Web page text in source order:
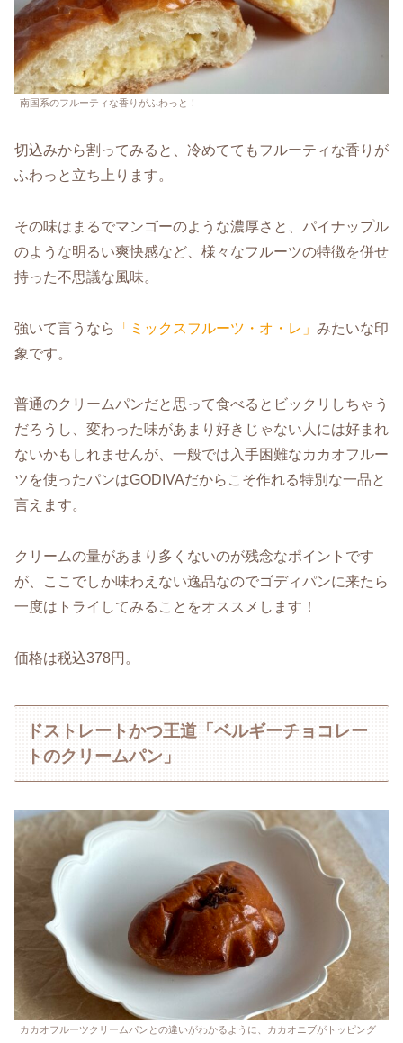
南国系のフルーティな香りがふわっと！
切込みから割ってみると、冷めててもフルーティな香りが
ふわっと立ち上ります。
その味はまるでマンゴーのような濃厚さと、パイナップル
のような明るい爽快感など、様々なフルーツの特徴を併せ
持った不思議な風味。
強いて言うなら 「ミックスフルーツ・オ・レ」 みたいな印
象です。
普通のクリームパンだと思って食べるとビックリしちゃう
だろうし、変わった味があまり好きじゃない人には好まれ
ないかもしれませんが、一般では入手困難なカカオフルー
ツを使ったパンはGODIVAだからこそ作れる特別な一品と
言えます。
クリームの量があまり多くないのが残念なポイントです
が、ここでしか味わえない逸品なのでゴディパンに来たら
一度はトライしてみることをオススメします！
価格は税込378円。
ドストレートかつ王道「ベルギーチョコレー
トのクリームパン」
カカオフルーツクリームパンとの違いがわかるように、カカオニブがトッピング